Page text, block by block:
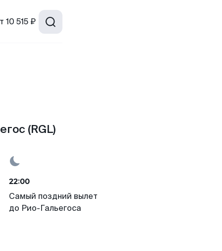
10 515 ₽
(RGL)
22:00
Самый поздний вылет
до Рио-Гальегоса